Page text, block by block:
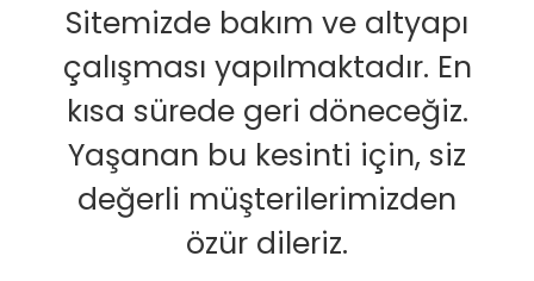
Sitemizde bakım ve altyapı
çalışması yapılmaktadır. En
kısa sürede geri döneceğiz.
Yaşanan bu kesinti için, siz
değerli müşterilerimizden
özür dileriz.